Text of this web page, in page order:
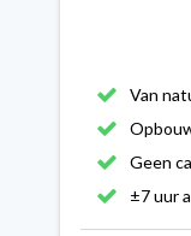
Van
Geen
±7 uur